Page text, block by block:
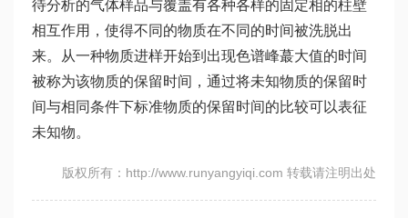
待分析的气体样品与覆盖有各种各样的固定相的柱壁
相互作用，使得不同的物质在不同的时间被洗脱出
来。从一种物质进样开始到出现色谱峰蕞大值的时间
被称为该物质的保留时间，通过将未知物质的保留时
间与相同条件下标准物质的保留时间的比较可以表征
未知物。
版权所有：http://www.runyangyiqi.com 转载请注明出处